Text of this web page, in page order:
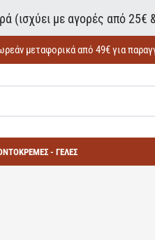
(ισχύει με αγορές από 25€
μεταφορικά από 49€ για
- ΓΕΛΕΣ